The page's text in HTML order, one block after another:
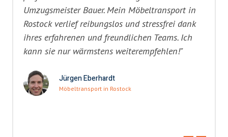
Umzugsmeister Bauer. Mein Möbeltransport in
Rostock verlief reibungslos und stressfrei dank
ihres erfahrenen und freundlichen Teams. Ich
kann sie nur wärmstens weiterempfehlen!"
Jürgen Eberhardt
Möbeltransport in Rostock